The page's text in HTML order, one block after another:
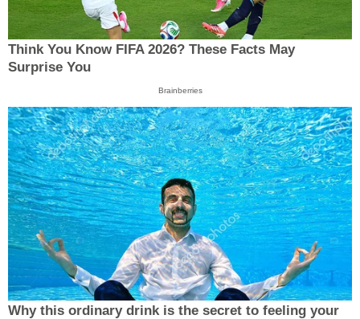
Think You Know FIFA 2026? These Facts May
Surprise You
Brainberries
Why this ordinary drink is the secret to feeling your